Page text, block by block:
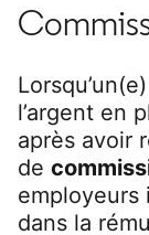
l’argent en
après avoir
de
employeurs
dans la